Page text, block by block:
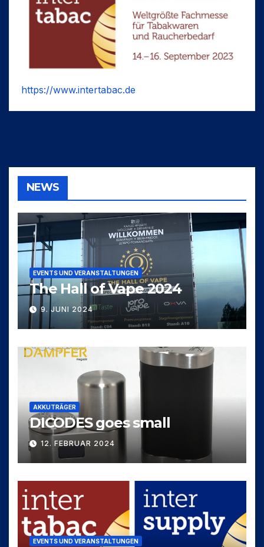
https://www.intertabac.de
NEWS
EVENTS UND VERANSTALTUNGEN
The Hall of Vape 2024
9. JUNI 2024
AKKUTRÄGER
DICODES goes small
12. FEBRUAR 2024
EVENTS UND VERANSTALTUNGEN